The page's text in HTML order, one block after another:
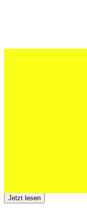
Jetzt lesen